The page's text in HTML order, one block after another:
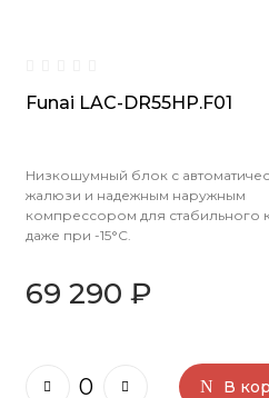
Funai LAC-DR55HP.F01
Низкошумный блок с
жалюзи и надежным наружным
компрессором для стабильного
даже при -15°C.
69 290 ₽
В